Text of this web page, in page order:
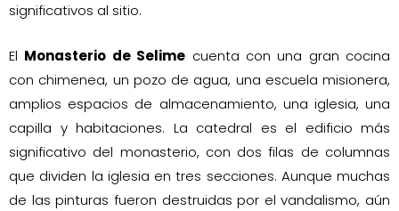
significativos al sitio.
El Monasterio de Selime cuenta con una gran cocina
con chimenea, un pozo de agua, una escuela misionera,
amplios espacios de almacenamiento, una iglesia, una
capilla y habitaciones. La catedral es el edificio más
significativo del monasterio, con dos filas de columnas
que dividen la iglesia en tres secciones. Aunque muchas
de las pinturas fueron destruidas por el vandalismo, aún